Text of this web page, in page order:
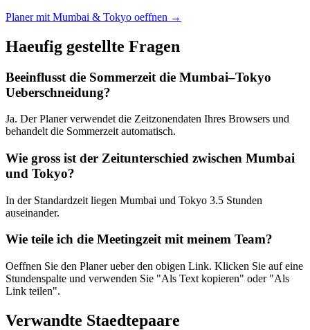
Planer mit Mumbai & Tokyo oeffnen →
Haeufig gestellte Fragen
Beeinflusst die Sommerzeit die Mumbai–Tokyo
Ueberschneidung?
Ja. Der Planer verwendet die Zeitzonendaten Ihres Browsers und
behandelt die Sommerzeit automatisch.
Wie gross ist der Zeitunterschied zwischen Mumbai
und Tokyo?
In der Standardzeit liegen Mumbai und Tokyo 3.5 Stunden
auseinander.
Wie teile ich die Meetingzeit mit meinem Team?
Oeffnen Sie den Planer ueber den obigen Link. Klicken Sie auf eine
Stundenspalte und verwenden Sie "Als Text kopieren" oder "Als
Link teilen".
Verwandte Staedtepaare